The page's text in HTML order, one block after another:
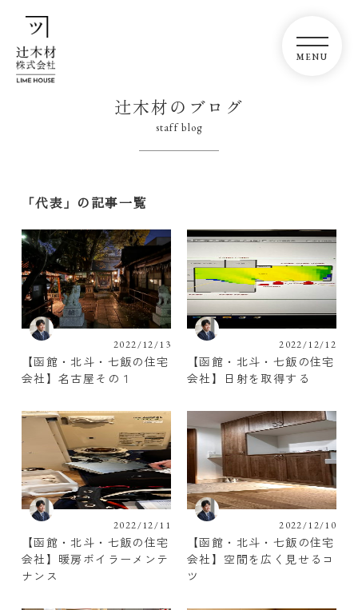
辻木材のブログ
staff blog
「代表」の記事一覧
2022/12/13
【函館・北斗・七飯の住宅
会社】名古屋その１
2022/12/12
【函館・北斗・七飯の住宅
会社】日射を取得する
2022/12/11
【函館・北斗・七飯の住宅
会社】暖房ボイラーメンテ
ナンス
2022/12/10
【函館・北斗・七飯の住宅
会社】空間を広く見せるコ
ツ